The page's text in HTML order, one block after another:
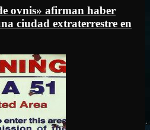
ovnis» afirman haber
ciudad extraterrestre en